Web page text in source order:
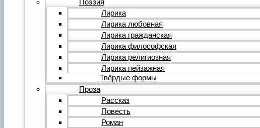
Лирика
Лирика любовная
Лирика гражданская
Лирика философская
Лирика религиозная
Лирика пейзажная
Твёрдые формы
Проза
Рассказ
Повесть
Роман
Фильм
Видеообзор
Видеоклип
Музыка
Авторская песня
Песня
Поп
Рок
Шансон
Мастерская
Гражданинъ
Поэтическая подборка для альманаха